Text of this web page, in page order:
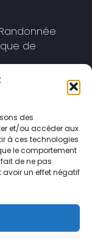
des
et/ou accéder aux
à ces technologies
le comportement
de ne pas
avoir un effet négatif
de